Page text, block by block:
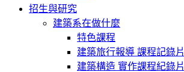
招生與研究
建築系在做什麼
特色課程
建築旅行報導 課程記錄片
建築構造 實作課程紀錄片